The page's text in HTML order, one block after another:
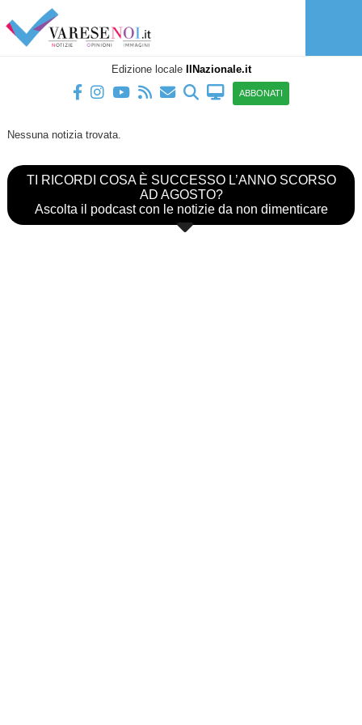
Edizione locale IlNazionale.it
ABBONATI
Nessuna notizia trovata.
TI RICORDI COSA È SUCCESSO L’ANNO SCORSO
AD AGOSTO?
Ascolta il podcast con le notizie da non dimenticare